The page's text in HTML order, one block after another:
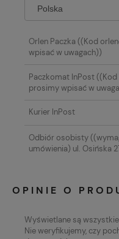
Orlen Paczka ((Kod
wpisać w uwagach))
Paczkomat InPost((Kod
prosimy wpisać w
Kurier InPost
Odbiór osobisty
umówienia) ul. Osińska
OPINIE O
Wyświetlane są
Nie weryfikujemy, czy